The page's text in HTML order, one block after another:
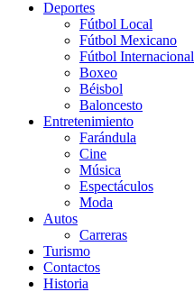
Deportes
Fútbol Local
Fútbol Mexicano
Fútbol Internacional
Boxeo
Béisbol
Baloncesto
Entretenimiento
Farándula
Cine
Música
Espectáculos
Moda
Autos
Carreras
Turismo
Contactos
Historia